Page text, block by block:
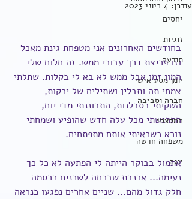
יחסים
זוגיות
תודעה
יומן מסע אישי
חברה וסביבה
המלצתי
משפחה חדשה
יוגה
עודכן: 4 ביוני 2023
בחודשים האחרונים אני מטפחת גינת מאכל
וזו פריצת דרך עבורי ממש. זה חלום שלי
המון זמן אבל ממש לא בא לי בקלות. שתלתי
צמחי תה ותבלין ושתילים של ירקות,
השקיתי בסבלנות, התבוננתי מדי יום,
התרגשתי מכל עלה חדש שהופיע ושמחתי
נורא כשראיתי אותם מתפתחים.
אתמול בבוקר הייתה לי הפתעה לא כל כך
נעימה... ארנבת שברחה לשכנים כרסמה
חלק גדול מהם... שניים אחרים נפגעו כנראה